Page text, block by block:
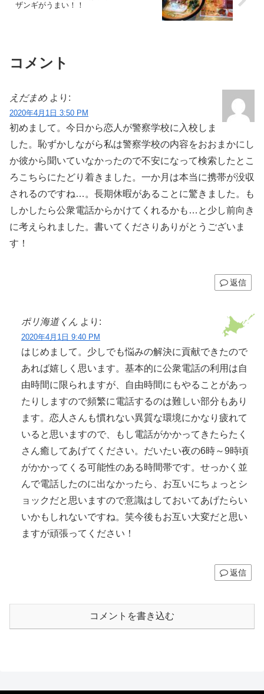
ザンギがうまい！！
コメント
えだまめ より:
2020年4月1日 3:50 PM
初めまして。今日から恋人が警察学校に入校しま
した。恥ずかしながら私は警察学校の内容をおおまかにし
か彼から聞いていなかったので不安になって検索したとこ
ろこちらにたどり着きました。一か月は本当に携帯が没収
されるのですね…。長期休暇があることに驚きました。も
しかしたら公衆電話からかけてくれるかも…と少し前向き
に考えられました。書いてくださりありがとうございま
す！
返信
ポリ海道くん より:
2020年4月1日 9:40 PM
はじめまして。少しでも悩みの解決に貢献できたので
あれば嬉しく思います。基本的に公衆電話の利用は自
由時間に限られますが、自由時間にもやることがあっ
たりしますので頻繁に電話するのは難しい部分もあり
ます。恋人さんも慣れない異質な環境にかなり疲れて
いると思いますので、もし電話がかかってきたらたく
さん癒してあげてください。だいたい夜の6時～9時頃
がかかってくる可能性のある時間帯です。せっかく並
んで電話したのに出なかったら、お互いにちょっとシ
ョックだと思いますので意識はしておいてあげたらい
いかもしれないですね。笑今後もお互い大変だと思い
ますが頑張ってください！
返信
コメントを書き込む